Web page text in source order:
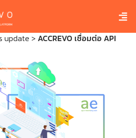
update > ACCREVO เชื่อมต่อ API